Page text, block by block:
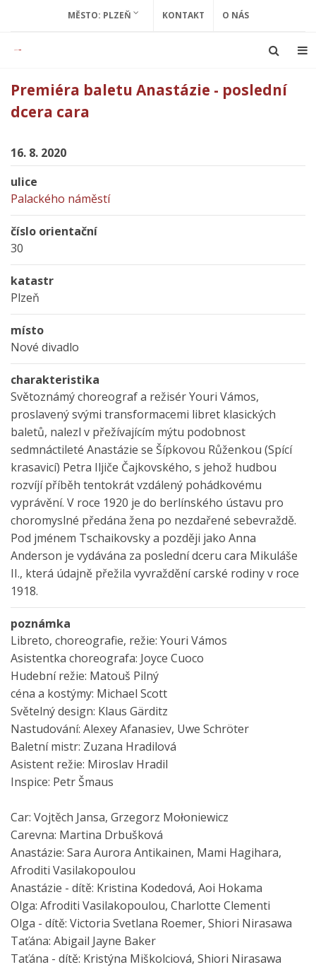
MĚSTO: PLZEŇ KONTAKT O NÁS
Premiéra baletu Anastázie - poslední
dcera cara
16. 8. 2020
ulice
Palackého náměstí
číslo orientační
30
katastr
Plzeň
místo
Nové divadlo
charakteristika
Světoznámý choreograf a režisér Youri Vámos,
proslavený svými transformacemi libret klasických
baletů, nalezl v přežívajícím mýtu podobnost
sedmnáctileté Anastázie se Šípkovou Růženkou (Spící
krasavicí) Petra Iljiče Čajkovského, s jehož hudbou
rozvíjí příběh tentokrát vzdálený pohádkovému
vyprávění. V roce 1920 je do berlínského ústavu pro
choromyslné předána žena po nezdařené sebevraždě.
Pod jménem Tschaikovsky a později jako Anna
Anderson je vydávána za poslední dceru cara Mikuláše
II., která údajně přežila vyvraždění carské rodiny v roce
1918.
poznámka
Libreto, choreografie, režie: Youri Vámos
Asistentka choreografa: Joyce Cuoco
Hudební režie: Matouš Pilný
céna a kostýmy: Michael Scott
Světelný design: Klaus Gärditz
Nastudování: Alexey Afanasiev, Uwe Schröter
Baletní mistr: Zuzana Hradilová
Asistent režie: Miroslav Hradil
Inspice: Petr Šmaus
Car: Vojtěch Jansa, Grzegorz Mołoniewicz
Carevna: Martina Drbušková
Anastázie: Sara Aurora Antikainen, Mami Hagihara,
Afroditi Vasilakopoulou
Anastázie - dítě: Kristina Kodedová, Aoi Hokama
Olga: Afroditi Vasilakopoulou, Charlotte Clementi
Olga - dítě: Victoria Svetlana Roemer, Shiori Nirasawa
Taťána: Abigail Jayne Baker
Taťána - dítě: Kristýna Miškolciová, Shiori Nirasawa